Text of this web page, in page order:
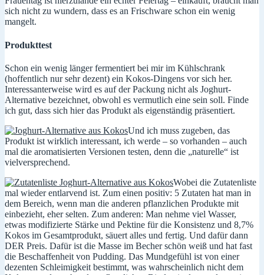
sich nicht zu wundern, dass es an Frischware schon ein wenig
mangelt.
Produkttest
Schon ein wenig länger fermentiert bei mir im Kühlschrank
(hoffentlich nur sehr dezent) ein Kokos-Dingens vor sich her.
Interessanterweise wird es auf der Packung nicht als Joghurt-
Alternative bezeichnet, obwohl es vermutlich eine sein soll. Finde
ich gut, dass sich hier das Produkt als eigenständig präsentiert.
Und ich muss zugeben, das
Produkt ist wirklich interessant, ich werde – so vorhanden – auch
mal die aromatisierten Versionen testen, denn die „naturelle“ ist
vielversprechend.
Wobei die Zutatenliste
mal wieder entlarvend ist. Zum einen positiv: 5 Zutaten hat man in
dem Bereich, wenn man die anderen pflanzlichen Produkte mit
einbezieht, eher selten. Zum anderen: Man nehme viel Wasser,
etwas modifizierte Stärke und Pektine für die Konsistenz und 8,7%
Kokos im Gesamtprodukt, säuert alles und fertig. Und dafür dann
DER Preis. Dafür ist die Masse im Becher schön weiß und hat fast
die Beschaffenheit von Pudding. Das Mundgefühl ist von einer
dezenten Schleimigkeit bestimmt, was wahrscheinlich nicht dem